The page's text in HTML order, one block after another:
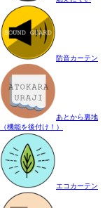
防音カーテン
あとから裏地
（機能を後付け！）
エコカーテン